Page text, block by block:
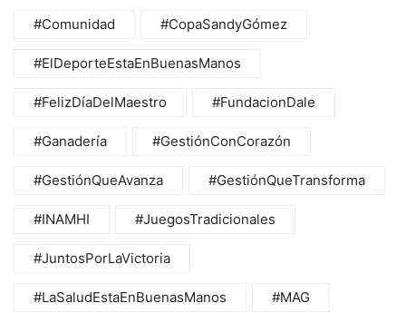
#Comunidad #CopaSandyGómez
#ElDeporteEstaEnBuenasManos
#FelizDíaDelMaestro #FundacionDale
#Ganadería #GestiónConCorazón
#GestiónQueAvanza #GestiónQueTransforma
#INAMHI #JuegosTradicionales
#JuntosPorLaVictoria
#LaSaludEstaEnBuenasManos #MAG